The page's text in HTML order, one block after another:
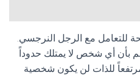
للتعامل مع الرجل النرجسي.
بأن أي شخص لا يمتلك حدوداً
للذات لن يكون شخصية